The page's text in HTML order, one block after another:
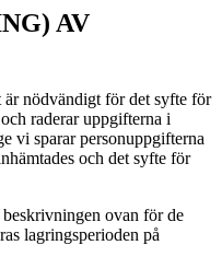
AV
är nödvändigt för det syfte för
raderar uppgifterna i
vi sparar personuppgifterna
och det syfte för
ovan för de
lagringsperioden på